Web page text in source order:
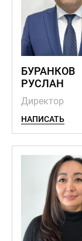
БУРАНКОВ
РУСЛАН
Директор
НАПИСАТЬ